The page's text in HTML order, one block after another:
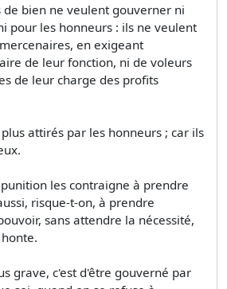
de bien ne veulent gouverner ni
pour les honneurs : ils ne veulent
en exigeant
de leur fonction, ni de voleurs
de leur charge des profits
attirés par les honneurs ; car ils
les contraigne à prendre
risque-t-on, à prendre
sans attendre la nécessité,
grave, c'est d'être gouverné par